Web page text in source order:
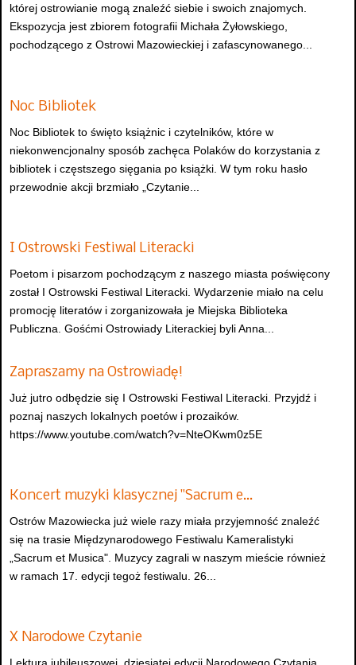
której ostrowianie mogą znaleźć siebie i swoich znajomych.
Ekspozycja jest zbiorem fotografii Michała Żyłowskiego,
pochodzącego z Ostrowi Mazowieckiej i zafascynowanego...
Noc Bibliotek
Noc Bibliotek to święto książnic i czytelników, które w
niekonwencjonalny sposób zachęca Polaków do korzystania z
bibliotek i częstszego sięgania po książki. W tym roku hasło
przewodnie akcji brzmiało „Czytanie...
I Ostrowski Festiwal Literacki
Poetom i pisarzom pochodzącym z naszego miasta poświęcony
został I Ostrowski Festiwal Literacki. Wydarzenie miało na celu
promocję literatów i zorganizowała je Miejska Biblioteka
Publiczna. Gośćmi Ostrowiady Literackiej byli Anna...
Zapraszamy na Ostrowiadę!
Już jutro odbędzie się I Ostrowski Festiwal Literacki. Przyjdź i
poznaj naszych lokalnych poetów i prozaików.
https://www.youtube.com/watch?v=NteOKwm0z5E
Koncert muzyki klasycznej "Sacrum e…
Ostrów Mazowiecka już wiele razy miała przyjemność znaleźć
się na trasie Międzynarodowego Festiwalu Kameralistyki
„Sacrum et Musica". Muzycy zagrali w naszym mieście również
w ramach 17. edycji tegoż festiwalu. 26...
X Narodowe Czytanie